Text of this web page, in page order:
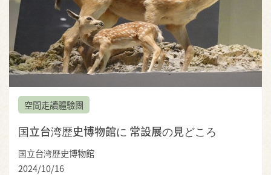
空間走讀體驗團
国立台湾歴史博物館に 常設展の見どころ
国立台湾歴史博物館
2024/10/16